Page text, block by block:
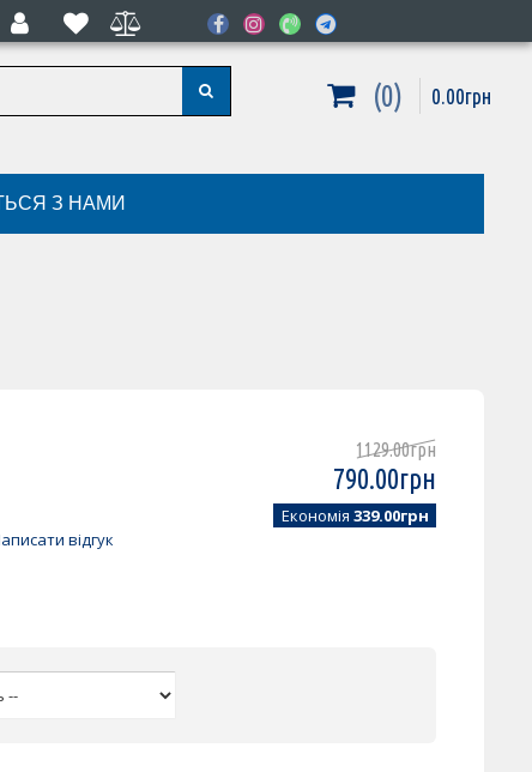
0 0.00грн
З НАМИ
1129.00грн
790.00грн
Економія 339.00грн
відгук